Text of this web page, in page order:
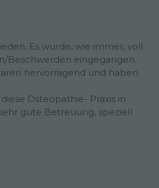
Es wurde, wie immer, voll
Beschwerden eingegangen.
hervorragend und haben
Osteopathie- Praxis in
gute Betreuung, speziell